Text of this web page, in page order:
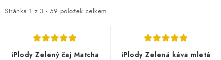
i
Stránka 1 z 3 - 59 položek celkem
e
iPlody Zelený čaj Matcha
iPlody Zelená káva mletá